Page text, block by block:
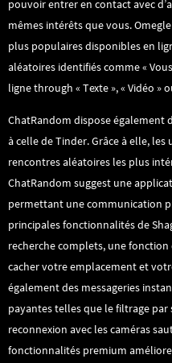
pouvoir entrer en contact avec
mêmes intérêts que vous.
plus populaires disponibles en
aléatoires identifiés comme «
ligne through « Texte », « Vidéo »
ChatRandom dispose également
à celle de Tinder. Grâce à elle,
rencontres aléatoires les plus
ChatRandom suggest une
permettant une communication
principales fonctionnalités de
recherche complets, une
cacher votre emplacement et
également des messageries
payantes telles que le filtrage
reconnexion avec les caméras
fonctionnalités premium